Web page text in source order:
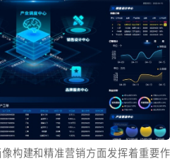
构建和精准营销方面发挥着重要作